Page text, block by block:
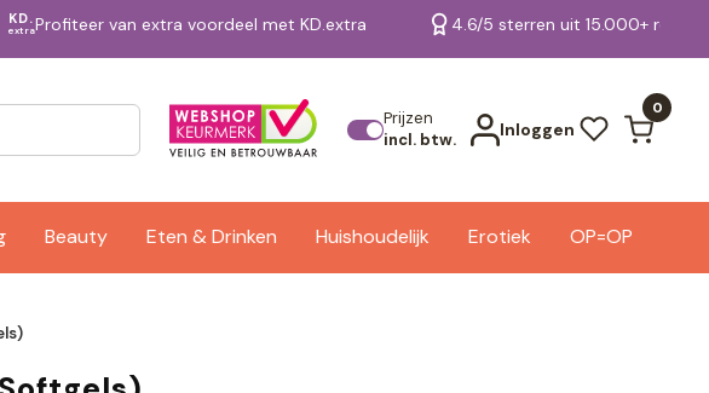
KD.
extraProfiteer van extra voordeel met KD.extra 4.6/5 sterren uit 15.000+
Prijzen
incl. btw.
Inloggen
0
Beauty Eten & Drinken Huishoudelijk Erotiek OP=OP
Bekijk alle resultaten